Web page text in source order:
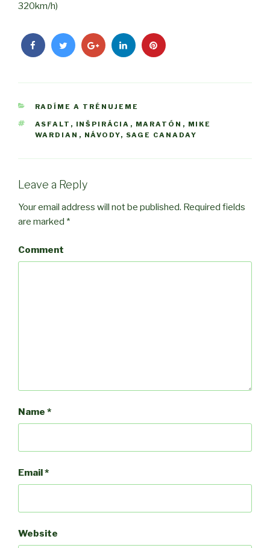
320km/h)
CATEGORIES
RADÍME A TRÉNUJEME
TAGS
ASFALT , INŠPIRÁCIA , MARATÓN , MIKE
WARDIAN , NÁVODY, SAGE CANADAY
Leave a Reply
Your email address will not be published. Required fields
are marked *
Comment
Name *
Email*
Website